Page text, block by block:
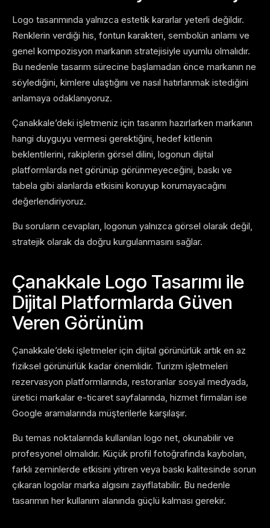
Logo tasarımında yalnızca estetik kararlar yeterli değildir.
Renklerin verdiği his, fontun karakteri, sembolün anlamı ve
genel kompozisyon markanın stratejisiyle uyumlu olmalıdır.
Bu nedenle tasarım sürecine başlamadan önce markanın ne
söylediğini, kimlere ulaştığını ve nasıl hatırlanmak istediğini
anlamaya odaklanıyoruz.
Çanakkale’deki işletmeniz için tasarım hazırlarken markanın
hangi duyguyu vermesi gerektiğini, hedef kitlenin
beklentilerini, rakiplerin görsel dilini, logonun dijital
platformlarda net görünüp görünmeyeceğini, baskı ve
tabela gibi alanlarda etkisini koruyup korumayacağını
değerlendiriyoruz.
Bu soruların cevapları, logonun yalnızca görsel olarak değil,
stratejik olarak da doğru kurgulanmasını sağlar.
Çanakkale Logo Tasarımı ile
Dijital Platformlarda Güven
Veren Görünüm
Çanakkale’deki işletmeler için dijital görünürlük artık en az
fiziksel görünürlük kadar önemlidir. Turizm işletmeleri
rezervasyon platformlarında, restoranlar sosyal medyada,
üretici markalar e-ticaret sayfalarında, hizmet firmaları ise
Google aramalarında müşterilerle karşılaşır.
Bu temas noktalarında kullanılan logo net, okunabilir ve
profesyonel olmalıdır. Küçük profil fotoğrafında kaybolan,
farklı zeminlerde etkisini yitiren veya baskı kalitesinde sorun
çıkaran logolar marka algısını zayıflatabilir. Bu nedenle
tasarımın her kullanım alanında güçlü kalması gerekir.